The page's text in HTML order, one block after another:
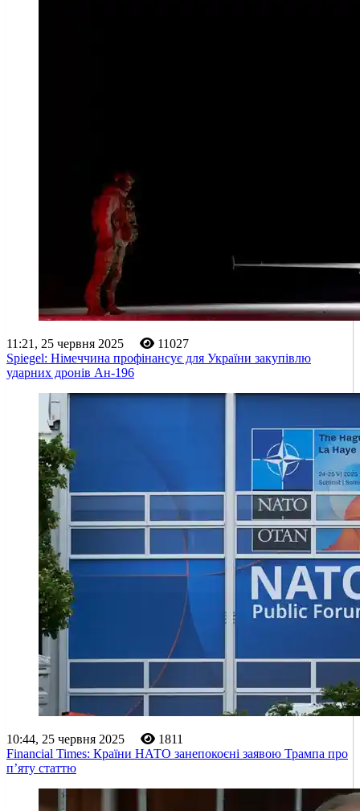
11:21, 25 червня 2025
11027
Spiegel: Німеччина профінансує для України закупівлю
ударних дронів Ан-196
10:44, 25 червня 2025
1811
Financial Times: Країни НАТО занепокоєні заявою Трампа про
пʼяту статтю